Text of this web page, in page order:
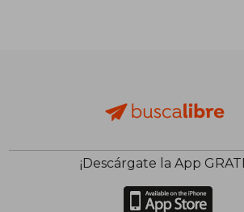
¡Descárgate la App